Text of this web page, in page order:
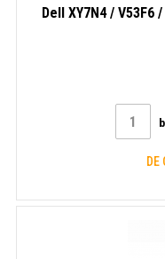
Dell XY7N4 /
DE